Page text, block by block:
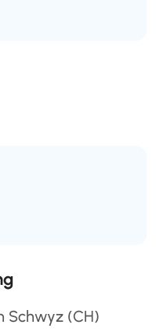
Schwyz (CH)